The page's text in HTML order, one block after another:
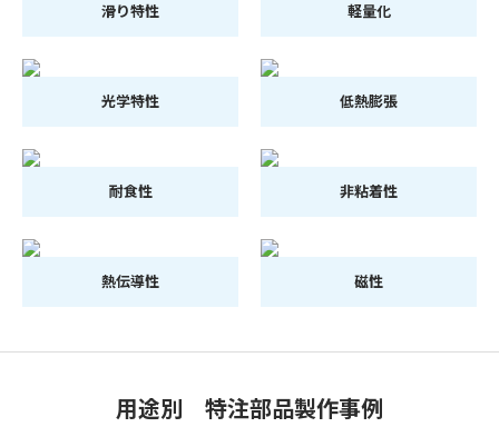
滑り特性 軽量化
光学特性 低熱膨張
耐食性 非粘着性
熱伝導性 磁性
用途別 特注部品製作事例